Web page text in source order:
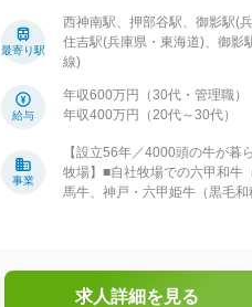
ルシェ六甲店兵庫県神戸市西
1 マルシェ六甲内最寄り駅：
神・山手線「西神南駅」「西神
めぐみ店兵庫県神戸市西区押部
山1557-1 ★改修してキレイに
「西神中央駅」■マチマルシェ
市東灘区御影郡家1-14-8最寄り
戸本線「御影駅」※受動喫煙対
最寄り駅
西神南駅、押部谷駅、御影駅(
住吉駅(兵庫県・東海道)、御影
線)
給与
年収600万円（30代・管理職）
年収400万円（20代～30代）
事業
【設立56年／4000頭の牛が暮
牧場】■自社牧場での六甲和牛
馬牛、神戸・六甲姫牛（黒毛
求人詳細を見る